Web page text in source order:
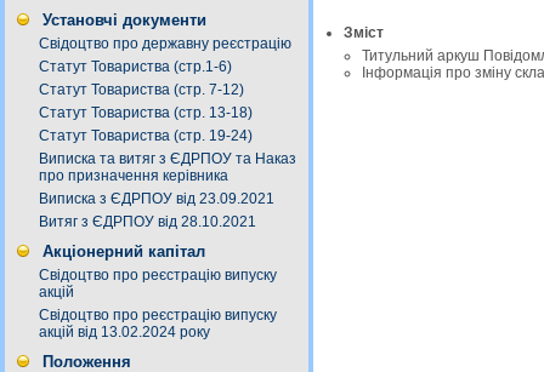
Установчі документи
Свідоцтво про державну реєстрацію
Статут Товариства (стр.1-6)
Статут Товариства (стр. 7-12)
Статут Товариства (стр. 13-18)
Статут Товариства (стр. 19-24)
Виписка та витяг з ЄДРПОУ та Наказ
про призначення керівника
Виписка з ЄДРПОУ від 23.09.2021
Витяг з ЄДРПОУ від 28.10.2021
Акціонерний капітал
Свідоцтво про реєстрацію випуску
акцій
Свідоцтво про реєстрацію випуску
акцій від 13.02.2024 року
Положення
Зміст
Титульний аркуш
Інформація про зміну